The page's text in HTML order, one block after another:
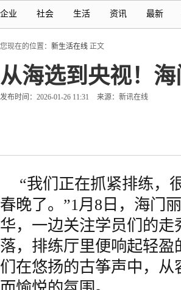
企业 社会 生活 资讯 最新
您现在的位置： 新生活在线 正文
从海选到央视！
发布时间：2026-01-26 11:31 来源：新讯在线
“我们正在抓紧排练，
春晚了。”1月8日，海门
华，一边关注学员们的
落，排练厅里便响起轻
们在悠扬的古筝声中，